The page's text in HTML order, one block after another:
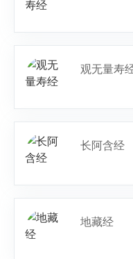
观无量寿
长阿含经
地藏经